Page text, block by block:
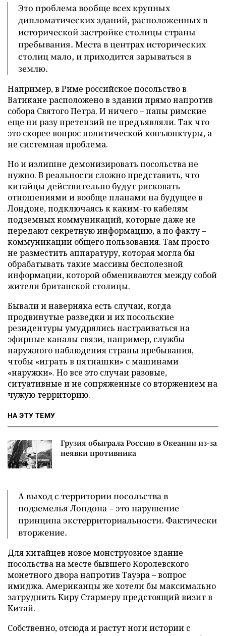
Это проблема вообще всех крупных
дипломатических зданий, расположенных в
исторической застройке столицы страны
пребывания. Места в центрах исторических
столиц мало, и приходится зарываться в
землю.
Например, в Риме российское посольство в
Ватикане расположено в здании прямо напротив
собора Святого Петра. И ничего – папы римские
еще ни разу претензий не предъявляли. Так что
это скорее вопрос политической конъюнктуры, а
не системная проблема.
Но и излишне демонизировать посольства не
нужно. В реальности сложно представить, что
китайцы действительно будут рисковать
отношениями и вообще планами на будущее в
Лондоне, подключаясь к каким-то кабелям
подземных коммуникаций, которые даже не
передают секретную информацию, а по факту –
коммуникации общего пользования. Там просто
не разместить аппаратуру, которая могла бы
обрабатывать такие массивы бесполезной
информации, которой обмениваются между собой
жители британской столицы.
Бывали и наверняка есть случаи, когда
продвинутые разведки и их посольские
резидентуры умудрялись настраиваться на
эфирные каналы связи, например, службы
наружного наблюдения страны пребывания,
чтобы «играть в пятнашки» с машинами
«наружки». Но все это случаи разовые,
ситуативные и не сопряженные со вторжением на
чужую территорию.
НА ЭТУ ТЕМУ
Грузия обыграла Россию в Океании из-за
неявки противника
А выход с территории посольства в
подземелья Лондона – это нарушение
принципа экстерриториальности. Фактически
вторжение.
Для китайцев новое монструозное здание
посольства на месте бывшего Королевского
монетного двора напротив Тауэра – вопрос
имиджа. Американцы же хотели бы максимально
затруднить Киру Стармеру предстоящий визит в
Китай.
Собственно, отсюда и растут ноги истории с